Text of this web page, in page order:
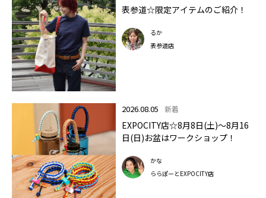
表参道☆限定アイテムのご紹介！
るか
表参道店
2026.08.05 新着
EXPOCITY店☆8月8日(土)～8月16
日(日)お盆はワークショップ！
かな
ららぽーとEXPOCITY店